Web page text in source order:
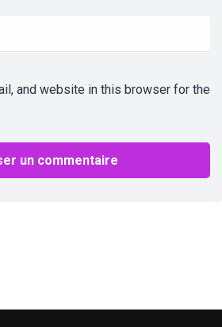
and website in this browser for the